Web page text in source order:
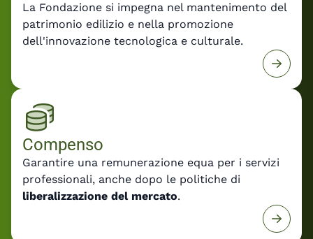
La Fondazione si impegna nel mantenimento del
patrimonio edilizio e nella promozione
dell'innovazione tecnologica e culturale.
Compenso
Garantire una remunerazione equa per i servizi
professionali, anche dopo le politiche di
liberalizzazione del mercato.